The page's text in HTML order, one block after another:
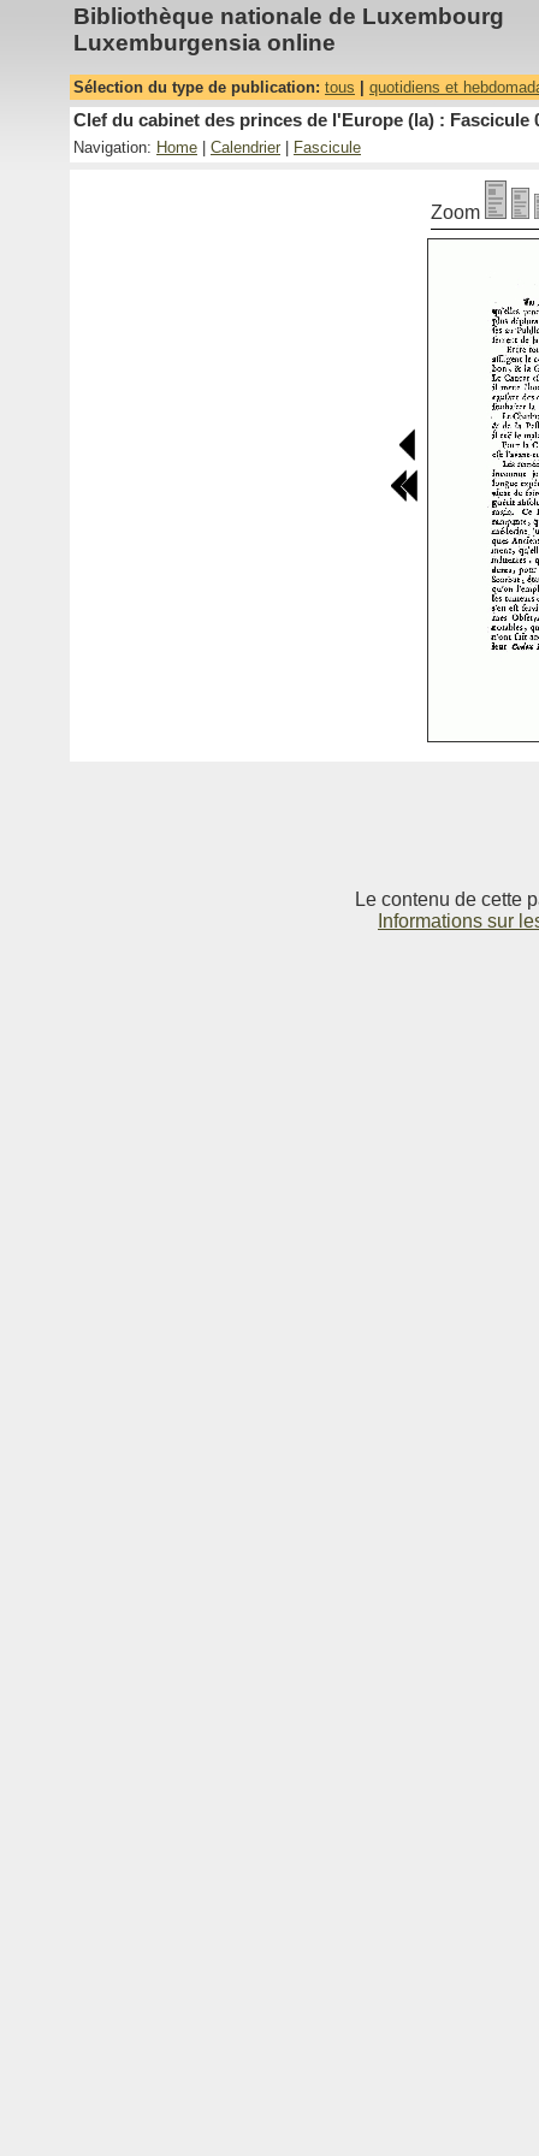
Bibliothèque nationale de Luxembourg
Luxemburgensia online
Sélection du type de publication: tous quotidiens et
Clef du cabinet des princes de l'Europe (la) : Fascicule
Navigation: Home Calendrier Fascicule
Zoom
Le contenu de cette
Informations sur